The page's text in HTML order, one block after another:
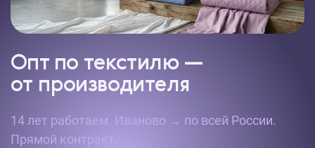
Опт по текстилю —
от производителя
14 лет работаем. Иваново → по всей России.
Прямой контракт.